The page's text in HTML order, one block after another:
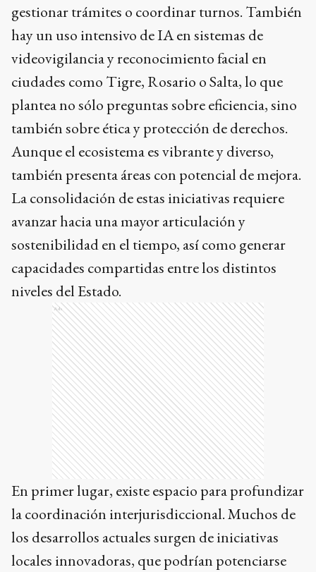
gestionar trámites o coordinar turnos. También
hay un uso intensivo de IA en sistemas de
videovigilancia y reconocimiento facial en
ciudades como Tigre, Rosario o Salta, lo que
plantea no sólo preguntas sobre eficiencia, sino
también sobre ética y protección de derechos.
Aunque el ecosistema es vibrante y diverso,
también presenta áreas con potencial de mejora.
La consolidación de estas iniciativas requiere
avanzar hacia una mayor articulación y
sostenibilidad en el tiempo, así como generar
capacidades compartidas entre los distintos
niveles del Estado.
Ads
En primer lugar, existe espacio para profundizar
la coordinación interjurisdiccional. Muchos de
los desarrollos actuales surgen de iniciativas
locales innovadoras, que podrían potenciarse